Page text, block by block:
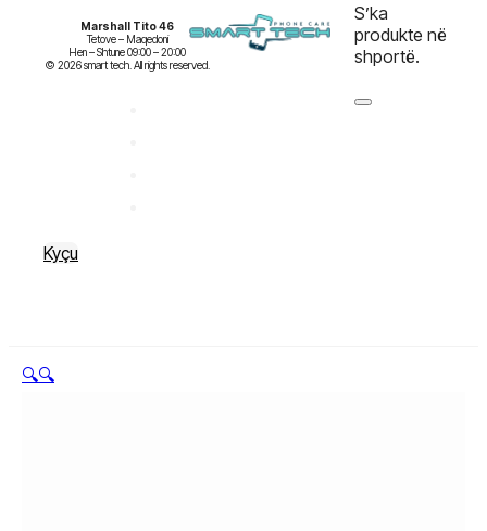
Marshall Tito 46
Tetove – Maqedoni
Hen – Shtune 09:00 – 20:00
Kyçu
S’ka
produkte në
shportë.
🔍🔍